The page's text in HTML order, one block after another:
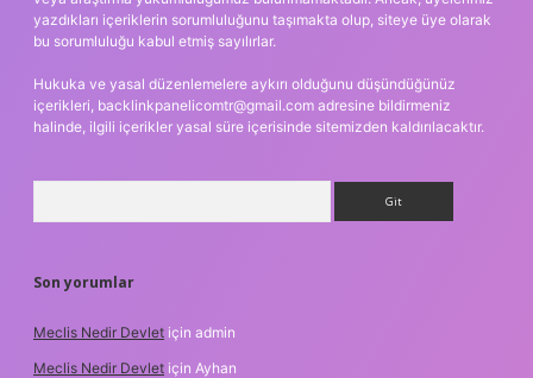
yazdıkları içeriklerin sorumluluğunu taşımakta olup, siteye üye olarak
bu sorumluluğu kabul etmiş sayılırlar.
Hukuka ve yasal düzenlemelere aykırı olduğunu düşündüğünüz
içerikleri, backlinkpanelicomtr@gmail.com adresine bildirmeniz
halinde, ilgili içerikler yasal süre içerisinde sitemizden kaldırılacaktır.
Son yorumlar
Meclis Nedir Devlet için admin
Meclis Nedir Devlet için Ayhan